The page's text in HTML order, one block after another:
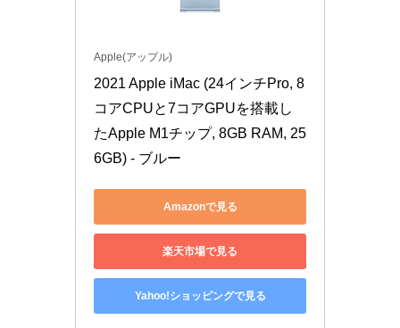
Apple(アップル)
2021 Apple iMac (24インチPro, 8
コアCPUと7コアGPUを搭載し
たApple M1チップ, 8GB RAM, 25
6GB) - ブルー
Amazonで見る
楽天市場で見る
Yahoo!ショッピングで見る